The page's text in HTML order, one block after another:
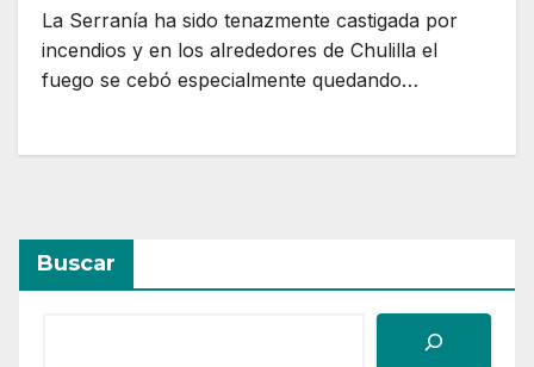
La Serranía ha sido tenazmente castigada por
incendios y en los alrededores de Chulilla el
fuego se cebó especialmente quedando…
Buscar